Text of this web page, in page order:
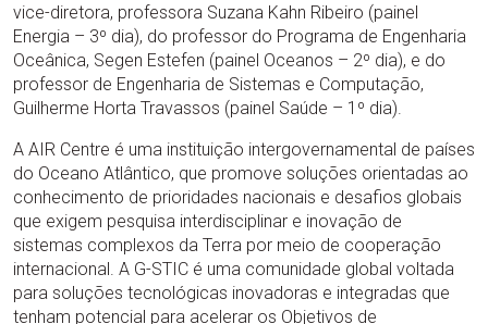
vice-diretora, professora Suzana Kahn Ribeiro (painel
Energia – 3º dia), do professor do Programa de Engenharia
Oceânica, Segen Estefen (painel Oceanos – 2º dia), e do
professor de Engenharia de Sistemas e Computação,
Guilherme Horta Travassos (painel Saúde – 1º dia).
A AIR Centre é uma instituição intergovernamental de países
do Oceano Atlântico, que promove soluções orientadas ao
conhecimento de prioridades nacionais e desafios globais
que exigem pesquisa interdisciplinar e inovação de
sistemas complexos da Terra por meio de cooperação
internacional. A G-STIC é uma comunidade global voltada
para soluções tecnológicas inovadoras e integradas que
tenham potencial para acelerar os Objetivos de